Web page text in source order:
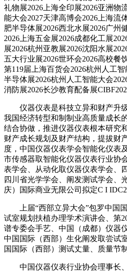
礼物展2026上海全印展2026亚洲物
能大会2027天津高博会2026上海流
肥半导体展2026西北水展2026广州
2026上海五金展2026成都化工展
展2026杭州亚教展2026沈阳水展
五大行业展2026世环会2026高校餐
第119届上海百货会2026杭州人工
半导体展2026杭州人工智能大会
消防展2026长沙教育配备展
仪器仪表是科技立异和财产升
我国经济转型和制制业高质量成长
结合协做，推进仪器仪表根本研究
财产成长规划及财产结构，提拔财
度，中国仪器仪表学会智能化仪表
市传感器取智能化仪器仪表行业协
表学会、从动化取仪器仪表学会、
四川省光学学会、阐发测试学会、
庆）国际商业无限公司拟定C I
上届“西部立异大会”包罗中国
试室规划扶植办理学术演讲会、第
谱专委会手艺、中国（成都）仪器
中国国际（西部）生化阐发取尝试
国国际（西部）测试丈量、质量节
中国仪器仪表行业协会理事长